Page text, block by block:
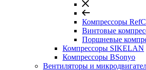
Компрессоры
Винтовые
Поршневые
Компрессоры SIKELAN
Компрессоры BSonyo
Вентиляторы и